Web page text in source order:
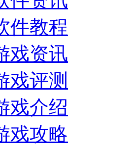
件教程
戏资讯
戏评测
戏介绍
戏攻略